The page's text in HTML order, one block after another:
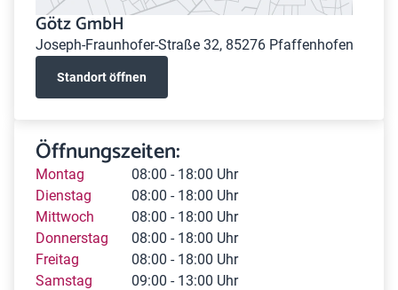
Götz GmbH
Joseph-Fraunhofer-Straße 32, 85276 Pfaffenhofen
Standort öffnen
Öffnungszeiten:
Montag
08:00 - 18:00 Uhr
Dienstag
08:00 - 18:00 Uhr
Mittwoch
08:00 - 18:00 Uhr
Donnerstag
08:00 - 18:00 Uhr
Freitag
08:00 - 18:00 Uhr
Samstag
09:00 - 13:00 Uhr